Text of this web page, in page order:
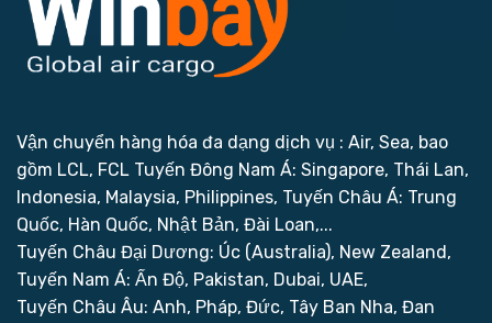
Vận chuyển hàng hóa đa dạng dịch vụ : Air, Sea, bao
gồm LCL, FCL Tuyến Đông Nam Á: Singapore, Thái Lan,
Indonesia, Malaysia, Philippines, Tuyến Châu Á: Trung
Quốc, Hàn Quốc, Nhật Bản, Đài Loan,...
Tuyến Châu Đại Dương: Úc (Australia), New Zealand,
Tuyến Nam Á: Ấn Độ, Pakistan, Dubai, UAE,
Tuyến Châu Âu: Anh, Pháp, Đức, Tây Ban Nha, Đan